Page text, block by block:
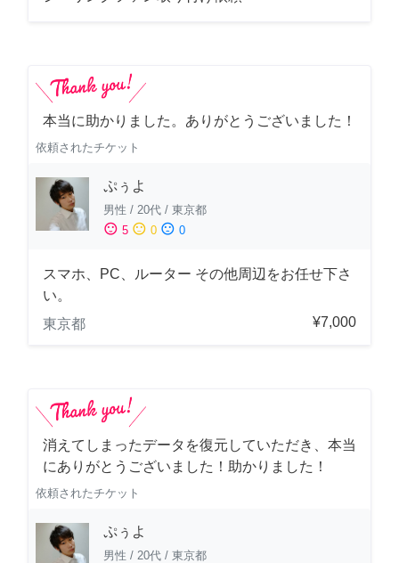
本当に助かりました。ありがとうございました！
依頼されたチケット
ぷぅよ
男性 / 20代 / 東京都
sentiment_satisfied 5 sentiment_neutral 0 sentiment_dissatisfied 0
スマホ、PC、ルーター その他周辺をお任せ下さ
い。
東京都
¥7,000
消えてしまったデータを復元していただき、本当
にありがとうございました！助かりました！
依頼されたチケット
ぷぅよ
男性 / 20代 / 東京都